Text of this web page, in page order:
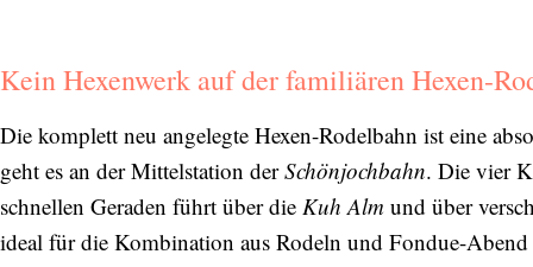
Kein Hexenwerk auf der familiären Hexen-
Die komplett neu angelegte Hexen-Rodelbahn ist eine
geht es an der Mittelstation derSchönjochbahn. Die vier
schnellen Geraden führt über die Kuh Alm und über
ideal für die Kombination aus Rodeln und Fondue-